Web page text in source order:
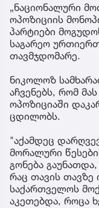
„ნაციონალური
ოპოზიციის
პარტიები
საგარეო
თავმჯდომარე.
ნიკოლოზ
აჩვენებს, რომ
ოპოზიციაში
ცდილობს.
"აქამდეც
მორალური
გონება
რაც თავის თავზე
საქართველოს
აკეთებდა, როცა